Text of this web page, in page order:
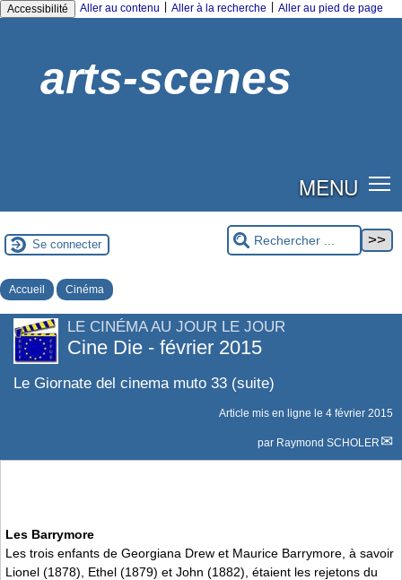
Accessibilité Aller au contenu Aller à la recherche Aller au pied de page
arts-scenes
MENU
Se connecter
Accueil Cinéma
LE CINÉMA AU JOUR LE JOUR
Cine Die - février 2015
Le Giornate del cinema muto 33 (suite)
Article mis en ligne le 4 février 2015
par Raymond SCHOLER
Les Barrymore
Les trois enfants de Georgiana Drew et Maurice Barrymore, à savoir
Lionel (1878), Ethel (1879) et John (1882), étaient les rejetons du